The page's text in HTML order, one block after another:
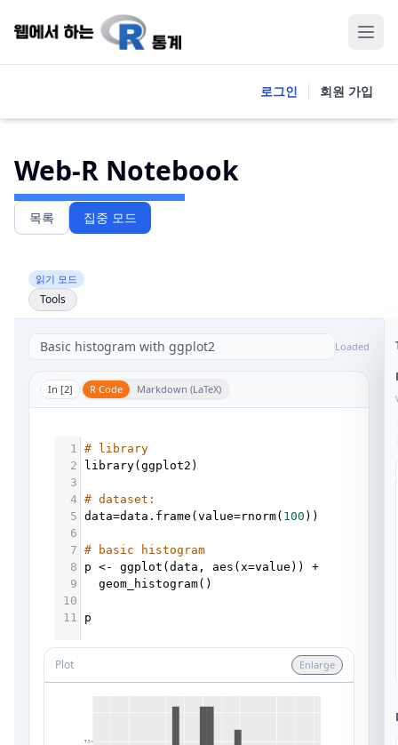
로그인 회원 가입
Web-R Notebook
목록 집중 모드
읽기 모드
Tools
Loaded
In [2] R Code Markdown (LaTeX)
1 # library
2
library( ggplot2 )
3
4 # dataset:
5 data=data.frame ( value=rnorm( 100 ))
6
7 # basic histogram
8
p <- ggplot ( data , aes ( x=value )) +
9
geom_histogram()
10
11
p
Plot Enlarge